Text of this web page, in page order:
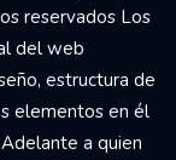
reservados Los
del web
estructura de
elementos en él
a quien